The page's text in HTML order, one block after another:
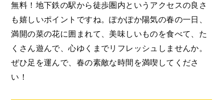
無料！地下鉄の駅から徒歩圏内というアクセスの良さ
も嬉しいポイントですね。ぽかぽか陽気の春の一日、
満開の菜の花に囲まれて、美味しいものを食べて、た
くさん遊んで、心ゆくまでリフレッシュしませんか。
ぜひ足を運んで、春の素敵な時間を満喫してくださ
い！